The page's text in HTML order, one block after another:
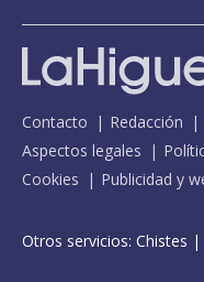
Contacto Redacción
Aspectos legales
Cookies
Publicidad y
Otros servicios: Chistes |